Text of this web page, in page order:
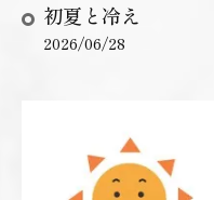
初夏と冷え
2026/06/28